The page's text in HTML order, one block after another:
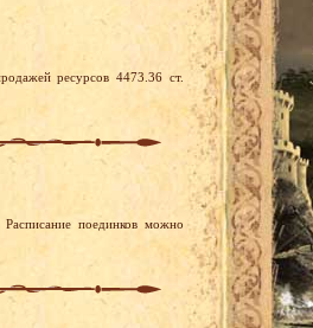
ресурсов 4473.36 ст.
поединков можно